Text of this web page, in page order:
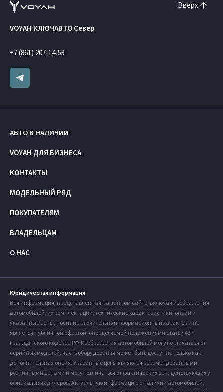
Вверх
VOYAH КЛЮЧАВТО Север
+7 (861) 207-14-53
АВТО В НАЛИЧИИ
VOYAH ДЛЯ БИЗНЕСА
КОНТАКТЫ
МОДЕЛЬНЫЙ РЯД
ПОКУПАТЕЛЯМ
ВЛАДЕЛЬЦАМ
О НАС
Юридическая информация
Вся информация, представленная на данном сайте, включая изображения
автомобилей, их комплектации, технические характеристики, опции и
указанные цены, носит исключительно информационный характер и не
является публичной офертой, определяемой положениями статьи 437
Гражданского кодекса РФ. Изображения автомобилей могут отличаться от
серийных моделей, часть оборудования может быть доступна только как
дополнительная опция. Указанные цены являются рекомендованными
розничными ценами и могут отличаться от фактических цен, действующих у
официальных дилеров. Актуальную информацию о наличии автомобилей,